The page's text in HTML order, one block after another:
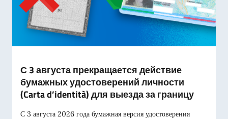
С 3 августа прекращается действие
бумажных удостоверений личности
(Carta d’identità) для выезда за границу
С 3 августа 2026 года бумажная версия удостоверения